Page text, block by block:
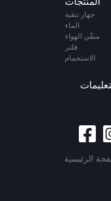
جهاز تنقية
الماء
منقّي الهواء
فلتر
الاستحمام
الرئيسية